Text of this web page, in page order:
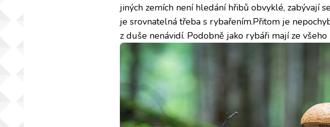
jiných zemích není hledání hřibů obvyklé, zabývají
je srovnatelná třeba s rybařením.Přitom je
z duše nenávidí. Podobně jako rybáři mají ze